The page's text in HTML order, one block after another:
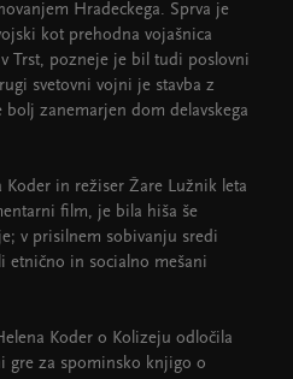
Hradeckega. Sprva je
kot prehodna vojašnica
Trst, pozneje je bil tudi poslovni
svetovni vojni je stavba z
zanemarjen dom delavskega
Koder in režiser Žare Lužnik leta
film, je bila hiša še
v prisilnem sobivanju sredi
etnično in socialno mešani
Koder o Kolizeju odločila
gre za spominsko knjigo o